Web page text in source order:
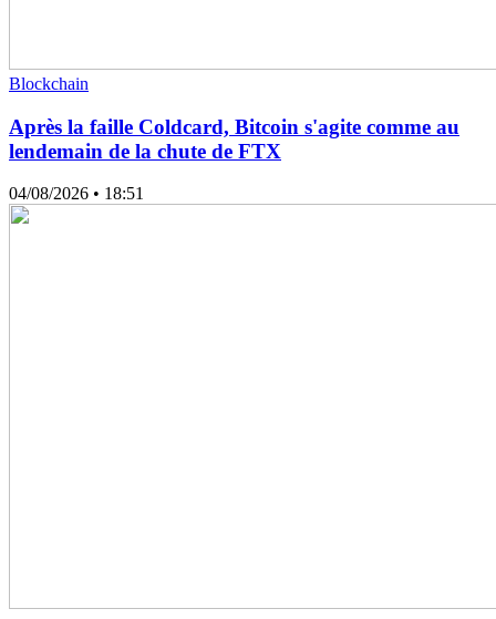
Blockchain
Après la faille Coldcard, Bitcoin s'agite comme au
lendemain de la chute de FTX
04/08/2026 • 18:51